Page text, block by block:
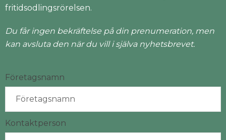
fritidsodlingsrörelsen.
Du får ingen bekräftelse på din prenumeration, men
kan avsluta den när du vill i själva nyhetsbrevet.
Företagsnamn
Kontaktperson